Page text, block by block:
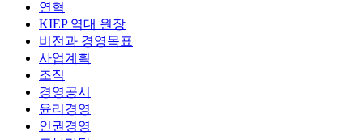
연혁
KIEP 역대 원장
비전과 경영목표
사업계획
조직
경영공시
윤리경영
인권경영